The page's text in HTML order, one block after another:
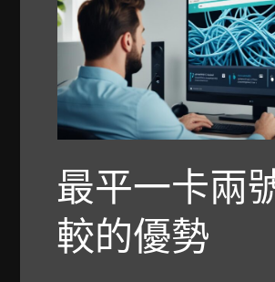
最平一卡兩
較的優勢